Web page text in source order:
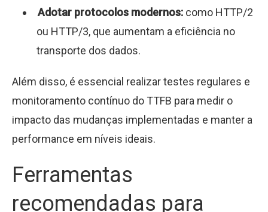
Adotar protocolos modernos: como HTTP/2
ou HTTP/3, que aumentam a eficiência no
transporte dos dados.
Além disso, é essencial realizar testes regulares e
monitoramento contínuo do TTFB para medir o
impacto das mudanças implementadas e manter a
performance em níveis ideais.
Ferramentas
recomendadas para